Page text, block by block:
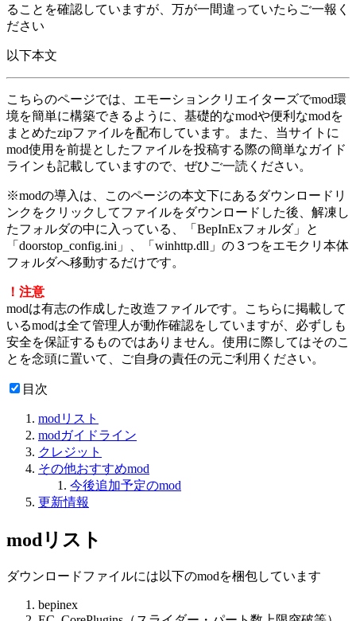
ることを確認していますが、万が一間違っていたらご一報く
ださい
以下本文
こちらのページでは、エモーションクリエイターズでmod環
境を簡単に構築できるように、基礎的なmodや便利なmodを
まとめたzipファイルを配布しています。また、当サイトに
mod使用を前提としたファイルを投稿する際の簡単なガイド
ラインも記載していますので、ぜひご一読ください。
※modの導入は、このページの本文下にあるダウンロードリ
ンク をクリックしてファイルをダウンロードした後、解凍し
たフォルダの中に入っている、「BepInExフォルダ」と
「doorstop_config.ini」、「winhttp.dll」の３つをエモクリ本体
フォルダへ移動するだけです。
！注意
modは有志の作成した改造ファイルです。こちらに掲載して
いるmodは全て管理人が動作確認をしていますが、必ずしも
安全を保証するものではありません。使用に際してはそのこ
とを念頭に置いて、ご自身の責任の元ご利用ください。
目次
modリスト
modガイドライン
クレジット
その他おすすめmod
今後追加予定のmod
更新情報
modリスト
ダウンロードファイルには以下のmodを梱包しています
bepinex